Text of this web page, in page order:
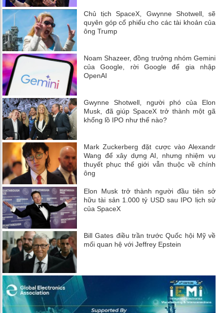
Chủ tịch SpaceX, Gwynne Shotwell, sẽ
quyên góp cổ phiếu cho các tài khoản của
ông Trump
Noam Shazeer, đồng trưởng nhóm Gemini
của Google, rời Google để gia nhập
OpenAI
Gwynne Shotwell, người phó của Elon
Musk, đã giúp SpaceX trở thành một gã
khổng lồ IPO như thế nào?
Mark Zuckerberg đặt cược vào Alexandr
Wang để xây dựng AI, nhưng nhiệm vụ
thuyết phục thế giới vẫn thuộc về chính
ông
Elon Musk trở thành người đầu tiên sở
hữu tài sản 1.000 tỷ USD sau IPO lịch sử
của SpaceX
Bill Gates điều trần trước Quốc hội Mỹ về
mối quan hệ với Jeffrey Epstein